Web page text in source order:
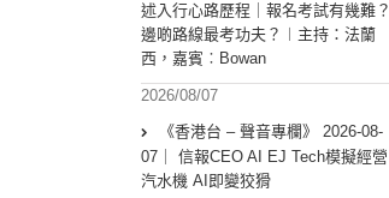
述入行心路歷程｜報名考試有幾難？
邊啲路線最考功夫？︱主持：法蘭
西，嘉賓︰Bowan
2026/08/07
《香港台 – 聲音專欄》 2026-08-
07｜ 信報CEO AI EJ Tech模擬經營
汽水機 AI即變狡猾